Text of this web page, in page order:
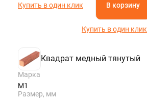
Купить в один клик В корзину
Купить в один клик
Квадрат медный тянутый
Марка
М1
Размер, мм